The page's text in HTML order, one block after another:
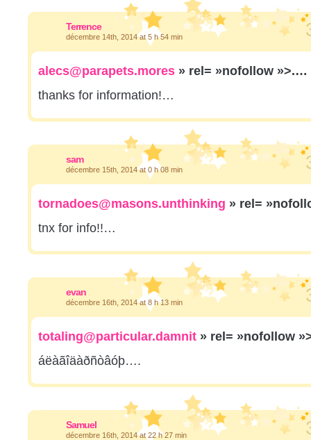
Terrence
décembre 14th, 2014 at 5 h 54 min
alecs@parapets.mores » rel= »nofollow »>.…
thanks for information!…
sam
décembre 15th, 2014 at 0 h 08 min
tornadoes@masons.unthinking » rel=
tnx for info!!…
evan
décembre 16th, 2014 at 8 h 13 min
totaling@particular.damnit » rel= »nofollow
áëàãîäàðñòâóþ….
Samuel
décembre 16th, 2014 at 22 h 27 min